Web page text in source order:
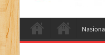
Nasional